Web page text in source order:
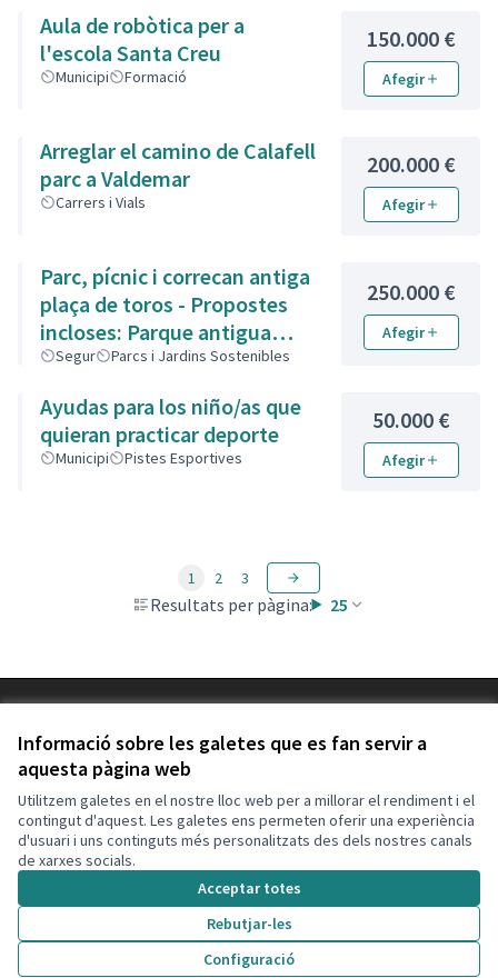
Informació sobre les galetes que es fan servir a
aquesta pàgina web
Utilitzem galetes en el nostre lloc web per a millorar el rendiment i el
contingut d'aquest. Les galetes ens permeten oferir una experiència
d'usuari i uns continguts més personalitzats des dels nostres canals
de xarxes socials.
Acceptar totes
Rebutjar-les
Configuració
Aula de robòtica per a
l'escola Santa Creu
Municipi Formació
150.000 €
Afegir
Arreglar el camino de Calafell
parc a Valdemar
Carrers i Vials
200.000 €
Afegir
Parc, pícnic i correcan antiga
plaça de toros - Propostes
incloses: Parque antigua
Plaza de Toros i Picnic zona
de Segur
Segur Parcs i Jardins Sostenibles
250.000 €
Afegir
Ayudas para los niño/as que
quieran practicar deporte
Municipi Pistes Esportives
50.000 €
Afegir
Resultats per pàgina: 25
1 2 3
Configuració de les galetes
Decidim Calafell a X
(Enllaç extern)
Decidim Calafell a Facebook
(Enllaç extern)
Decidim Calafell a YouTube
(Enllaç extern)
Decidim Calafell a GitHub
(Enllaç extern)
(Enllaç extern)programari lliure
(Enllaç extern)
.